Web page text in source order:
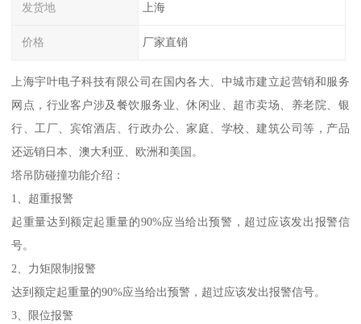
发货地 上海
价格 厂家直销
上海宇叶电子科技有限公司在国内各大、中城市建立起营销和服务
网点，行业客户涉及餐饮服务业、休闲业、超市卖场、养老院、银
行、工厂、宾馆酒店、行政办公、家庭、学校、建筑公司等，产品
还远销日本、澳大利亚、欧洲和美国。
塔吊防碰撞功能介绍：
1、超重报警
起重量达到额定起重量的90%应当给出预警，超过应该发出报警信
号。
2、力矩限制报警
达到额定起重量的90%应当给出预警，超过应该发出报警信号。
3、限位报警